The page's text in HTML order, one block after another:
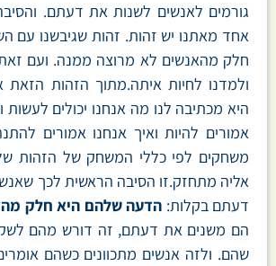
גורמים לאנשים לשנות את דעתם.
אחד מאתנו יש זהות. זהות שגיבשנו עם
חלק מהאנשים לא מרוצה ממנה. ועם
ולמדנו לחיות איתה.מתוך הזהות הזאת
היא מכתיבה לנו מה אנחנו יכולים לעשות
אמורים להיות ואיך אנחנו אמורים
משחקים לפי כללי המשחק של הזהות
אליה מתחזק.זו הסיבה הראשית לכך
דעתם בקלות: הדעה שלהם היא חלק
הם משנים את דעתם, זה דורש מהם
שהם. ולזה אנשים מתכוונים כשהם